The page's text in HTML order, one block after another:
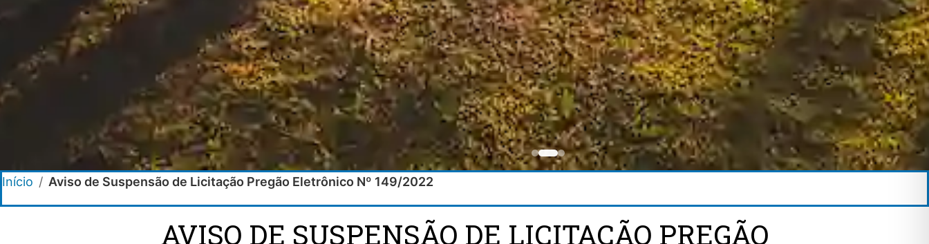
Início / Aviso de Suspensão de Licitação Pregão Eletrônico Nº 149/2022
AVISO DE SUSPENSÃO DE LICITAÇÃO PREGÃO